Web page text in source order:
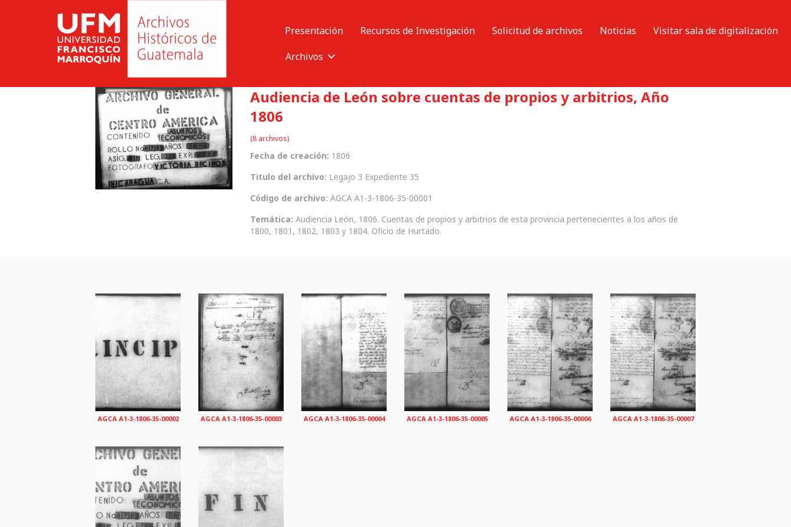
Presentación Recursos de Investigación Solicitud de archivos Noticias
Visitar sala de digitalización
Archivos
Audiencia de León sobre cuentas de propios y arbitrios, Año
1806
(8 archivos)
Fecha de creación: 1806
Titulo del archivo: Legajo 3 Expediente 35
Código de archivo: AGCA A1-3-1806-35-00001
Temática: Audiencia León, 1806. Cuentas de propios y arbitrios de esta provincia pertenecientes a los años de
1800, 1801, 1802, 1803 y 1804. Oficio de Hurtado.
AGCA A1-3-1806-35-00002 AGCA A1-3-1806-35-00003 AGCA A1-3-1806-35-00004 AGCA A1-3-1806-35-00005 AGCA A1-3-1806-35-00006 AGCA A1-3-1806-35-00007